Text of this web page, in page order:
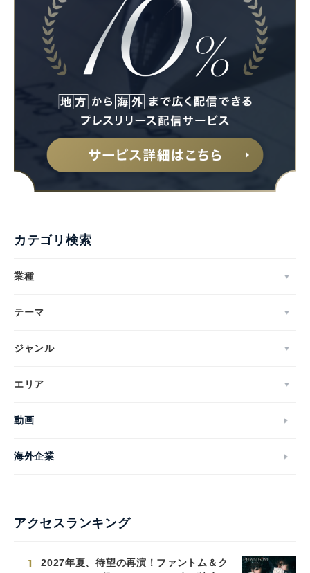
カテゴリ検索
業種
テーマ
ジャンル
エリア
動画
海外企業
アクセスランキング
1
2027年夏、待望の再演！ファントム＆ク